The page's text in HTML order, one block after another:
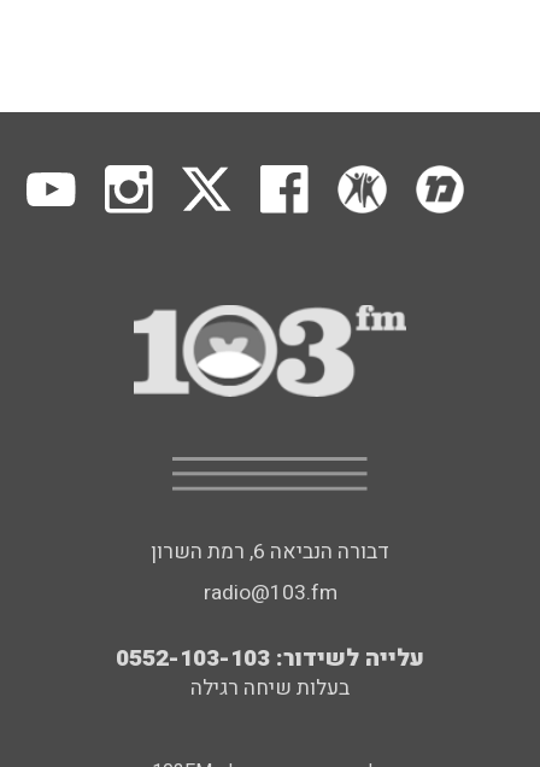
דבורה הנביאה 6, רמת השרון
radio@103.fm
עלייה לשידור: 0552-103-103
בעלות שיחה רגילה